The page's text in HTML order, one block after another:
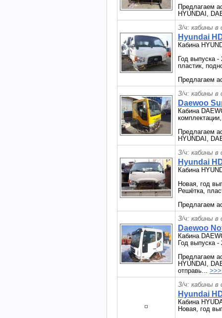
Предлагаем
HYUNDAI,
З/ч: кабины в
Hyundai
Кабина
Год выпуска
пластик,
Предлагаем
З/ч: кабины в
Daewoo
Кабина
Предлагаем
HYUNDAI,
З/ч: кабины в
Hyundai
Кабина
Новая, год
Решётка,
Предлагаем
З/ч: кабины в
Daewoo
Кабина
Год выпуска -
Предлагаем
HYUNDAI,
отправь... >>>
З/ч: кабины в
Hyundai
Кабина
Новая, год